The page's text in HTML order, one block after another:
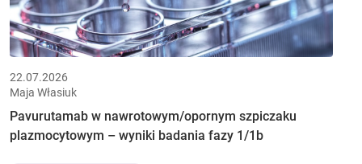
22.07.2026
Maja Własiuk
Pavurutamab w nawrotowym/opornym szpiczaku
plazmocytowym – wyniki badania fazy 1/1b